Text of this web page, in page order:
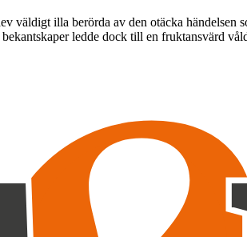
väldigt illa berörda av den otäcka
ledde dock till en fruktansvärd